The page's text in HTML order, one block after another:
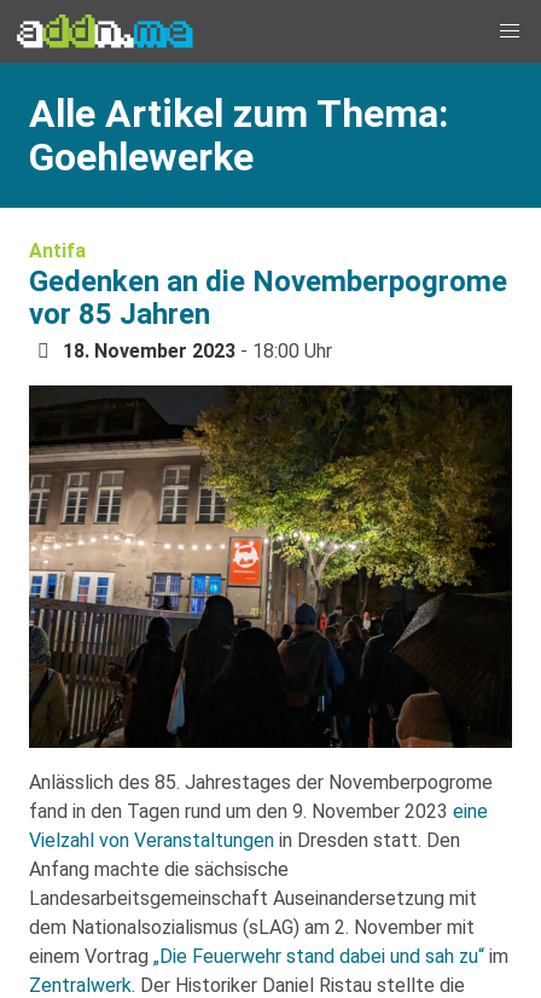
Alle Artikel zum Thema:
Goehlewerke
Antifa
Gedenken an die Novemberpogrome
vor 85 Jahren
18. November 2023 - 18:00 Uhr
Anlässlich des 85. Jahrestages der Novemberpogrome
fand in den Tagen rund um den 9. November 2023 eine
Vielzahl von Veranstaltungen in Dresden statt. Den
Anfang machte die sächsische
Landesarbeitsgemeinschaft Auseinandersetzung mit
dem Nationalsozialismus (sLAG) am 2. November mit
einem Vortrag „Die Feuerwehr stand dabei und sah zu“ im
Zentralwerk. Der Historiker Daniel Ristau stellte die